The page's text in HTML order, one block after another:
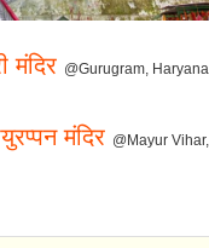
मंदिर @Gurugram, Haryana
मंदिर @Mayur Vihar,